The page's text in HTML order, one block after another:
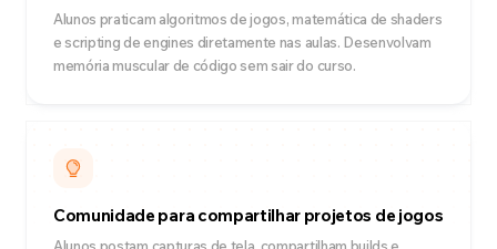
Alunos praticam algoritmos de jogos, matemática de shaders
e scripting de engines diretamente nas aulas. Desenvolvam
memória muscular de código sem sair do curso.
Comunidade para compartilhar projetos de jogos